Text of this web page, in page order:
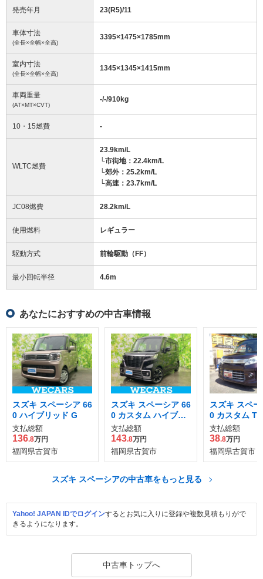
発売年月 23(R5)/11
車体寸法
(全長×全幅×全高)
3395×1475×1785mm
室内寸法
(全長×全幅×全高)
1345×1345×1415mm
車両重量
(AT×MT×CVT)
-/-/910kg
10・15燃費 -
WLTC燃費
23.9km/L
└市街地：22.4km/L
└郊外：25.2km/L
└高速：23.7km/L
JC08燃費 28.2km/L
使用燃料 レギュラー
駆動方式 前輪駆動（FF）
最小回転半径 4.6m
あなたにおすすめの中古車情報
スズキ スペーシア 66
0 ハイブリッド G
支払総額
136.8万円
福岡県古賀市
スズキ スペーシア 66
0 カスタム ハイブリ
ッド XS
支払総額
143.8万円
福岡県古賀市
スズキ スペ
0 カスタム TS
支払総額
38.8万円
福岡県古賀市
スズキ スペーシアの中古車をもっと見る
Yahoo! JAPAN IDでログインするとお気に入りに登録や複数見積もりがで
きるようになります。
中古車トップへ